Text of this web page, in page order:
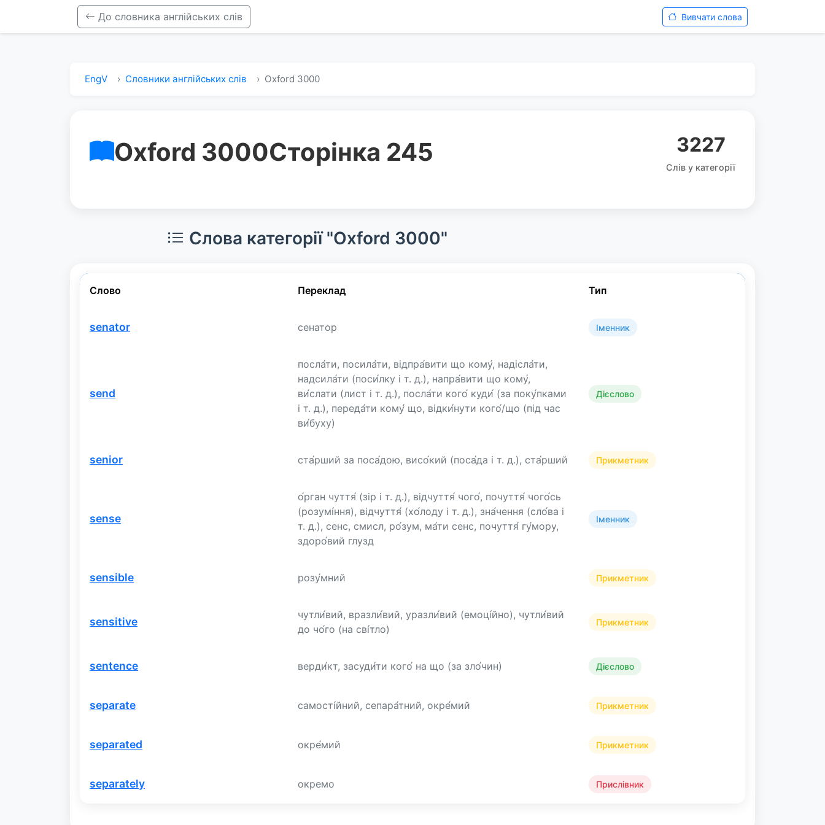
До словника англійських слів Вивчати слова
EngV Словники англійських слів Oxford 3000
Oxford 3000Сторінка 245 3227
Слів у категорії
Слова категорії "Oxford 3000"
Слово Переклад Тип
senator сенатор Іменник
send
посла́ти, посила́ти, відпра́вити що кому́, надісла́ти,
надсила́ти (поси́лку і т. д.), напра́вити що кому́,
ви́слати (лист і т. д.), посла́ти кого́ куди́ (за поку́пками
і т. д.), переда́ти кому́ що, відки́нути кого́/що (під час
ви́буху)
Дієслово
senior ста́рший за поса́дою, висо́кий (поса́да і т. д.), ста́рший Прикметник
sense
о́рган чуття́ (зір і т. д.), відчуття́ чого́, почуття́ чого́сь
(розумі́ння), відчуття́ (хо́лоду і т. д.), зна́чення (сло́ва і
т. д.), сенс, смисл, ро́зум, ма́ти сенс, почуття́ гу́мору,
здоро́вий глузд
Іменник
sensible розу́мний Прикметник
sensitive
чутли́вий, вразли́вий, уразли́вий (емоці́йно), чутли́вий
до чо́го (на сві́тло)
Прикметник
sentence верди́кт, засуди́ти кого́ на що (за зло́чин) Дієслово
separate самості́йний, сепара́тний, окре́мий Прикметник
separated окре́мий Прикметник
separately окремо Прислівник